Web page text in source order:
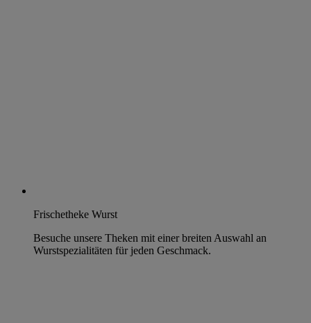
Frischetheke Wurst
Besuche unsere Theken mit einer breiten Auswahl an
Wurstspezialitäten für jeden Geschmack.